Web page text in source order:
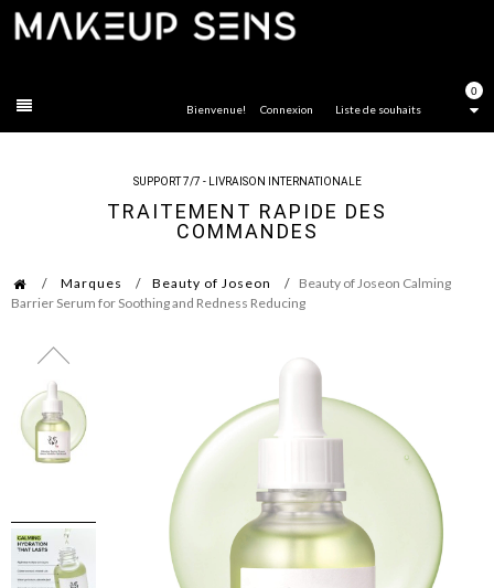
0
Liste de souhaits
Bienvenue! Connexion
SUPPORT 7/7 - LIVRAISON INTERNATIONALE
TRAITEMENT RAPIDE DES
COMMANDES
Marques Beauty of Joseon
Beauty of Joseon Calming
Barrier Serum for Soothing and Redness Reducing